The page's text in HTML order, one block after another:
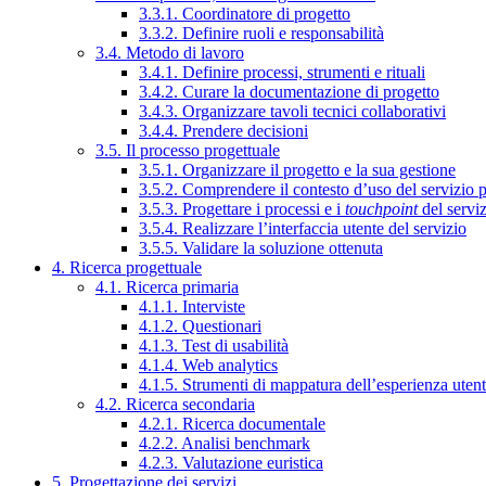
3.3.1. Coordinatore di progetto
3.3.2. Definire ruoli e responsabilità
3.4. Metodo di lavoro
3.4.1. Definire processi, strumenti e rituali
3.4.2. Curare la documentazione di progetto
3.4.3. Organizzare tavoli tecnici collaborativi
3.4.4. Prendere decisioni
3.5. Il processo progettuale
3.5.1. Organizzare il progetto e la sua gestione
3.5.2. Comprendere il contesto d’uso del servizio
3.5.3. Progettare i processi e i touchpointdel
3.5.4. Realizzare l’interfaccia utente del servizio
3.5.5. Validare la soluzione ottenuta
4. Ricerca progettuale
4.1. Ricerca primaria
4.1.1. Interviste
4.1.2. Questionari
4.1.3. Test di usabilità
4.1.4. Web analytics
4.1.5. Strumenti di mappatura dell’esperienza
4.2. Ricerca secondaria
4.2.1. Ricerca documentale
4.2.2. Analisi benchmark
4.2.3. Valutazione euristica
5. Progettazione dei servizi